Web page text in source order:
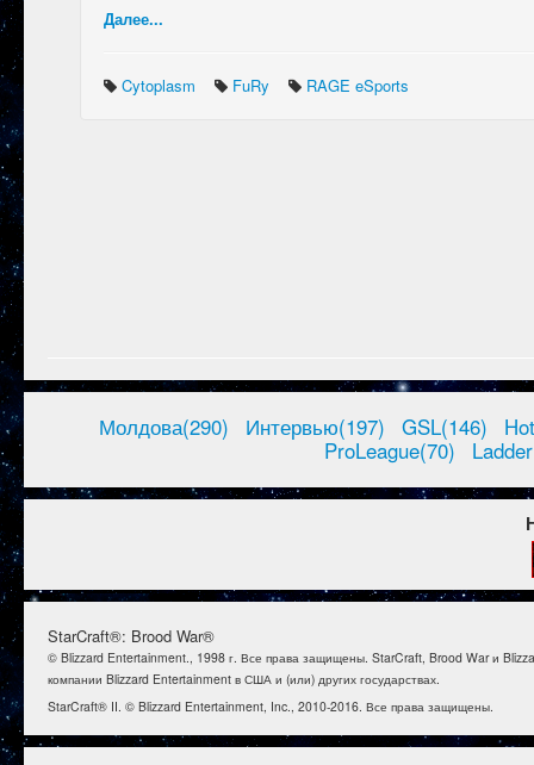
Далее...
Cytoplasm FuRy RAGE eSports
Молдова(290) Интервью(197) GSL(146)
ProLeague(70)
StarCraft®: Brood War®
© Blizzard Entertainment., 1998 г. Все права защищены. StarCraft, Brood War и
компании Blizzard Entertainment в США и (или) других государствах.
StarCraft® II. © Blizzard Entertainment, Inc., 2010-2016. Все права защищены.